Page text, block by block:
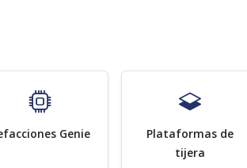
Genie
Plataformas de
tijera